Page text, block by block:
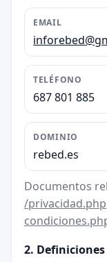
EMAIL
TELÉFONO
687 801 885
DOMINIO
rebed.es
Documentos
/privacidad.php
2. Definiciones